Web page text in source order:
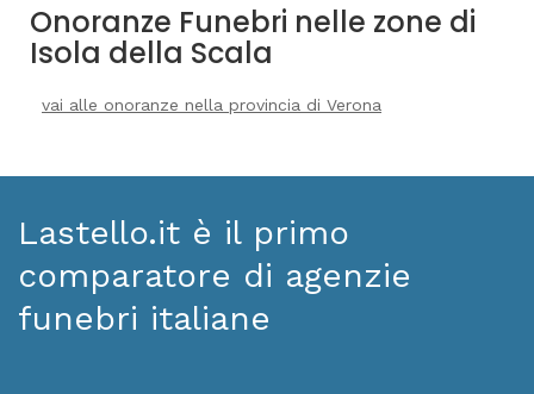
Onoranze Funebri nelle zone di
Isola della Scala
vai alle onoranze nella provincia di Verona
Lastello.it è il primo
comparatore di agenzie
funebri italiane